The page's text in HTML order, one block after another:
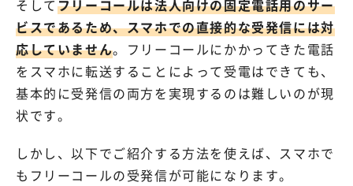
そしてフリーコールは法人向けの固定電話用のサー
ビスであるため、スマホでの直接的な受発信には対
応していません。フリーコールにかかってきた電話
をスマホに転送することによって受電はできても、
基本的に受発信の両方を実現するのは難しいのが現
状です。
しかし、以下でご紹介する方法を使えば、スマホで
もフリーコールの受発信が可能になります。